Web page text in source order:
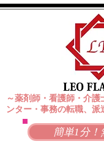
簡単1分！
～薬剤師・看護師・介
ンター・事務の転職、派